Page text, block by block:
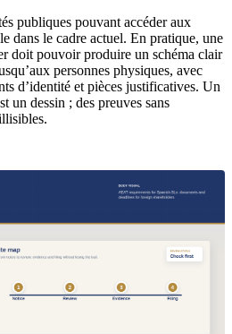
publiques pouvant accéder aux
dans le cadre actuel. En pratique, une
doit pouvoir produire un schéma clair
personnes physiques, avec
d’identité et pièces justificatives. Un
un dessin ; des preuves sans